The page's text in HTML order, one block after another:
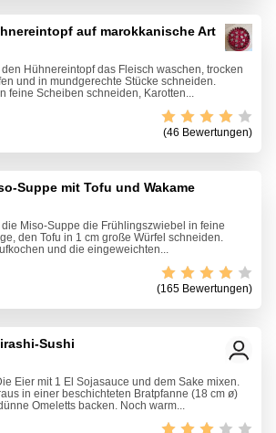
auf marokkanische Art
den Hühnereintopf das Fleisch waschen, trocken
und in mundgerechte Stücke schneiden.
feine Scheiben schneiden, Karotten...
(46 Bewertungen)
Suppe mit Tofu und Wakame
die Miso-Suppe die Frühlingszwiebel in feine
den Tofu in 1 cm große Würfel schneiden.
und die eingeweichten...
(165 Bewertungen)
Sushi
Eier mit 1 El Sojasauce und dem Sake mixen.
in einer beschichteten Bratpfanne (18 cm ø)
Omeletts backen. Noch warm...